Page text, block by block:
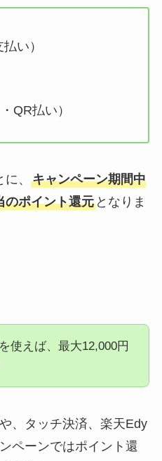
い）
QR払い）
、 キャンペーン期間中
のポイント還元となりま
使えば、最大12,000円
、タッチ決済、楽天Edy
ペーンではポイント還